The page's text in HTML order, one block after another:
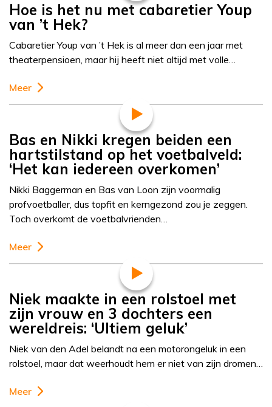
Hoe is het nu met cabaretier Youp
van ’t Hek?
Cabaretier Youp van ’t Hek is al meer dan een jaar met
theaterpensioen, maar hij heeft niet altijd met volle…
Meer
Bas en Nikki kregen beiden een
hartstilstand op het voetbalveld:
‘Het kan iedereen overkomen’
Nikki Baggerman en Bas van Loon zijn voormalig
profvoetballer, dus topfit en kerngezond zou je zeggen.
Toch overkomt de voetbalvrienden…
Meer
Niek maakte in een rolstoel met
zijn vrouw en 3 dochters een
wereldreis: ‘Ultiem geluk’
Niek van den Adel belandt na een motorongeluk in een
rolstoel, maar dat weerhoudt hem er niet van zijn dromen…
Meer